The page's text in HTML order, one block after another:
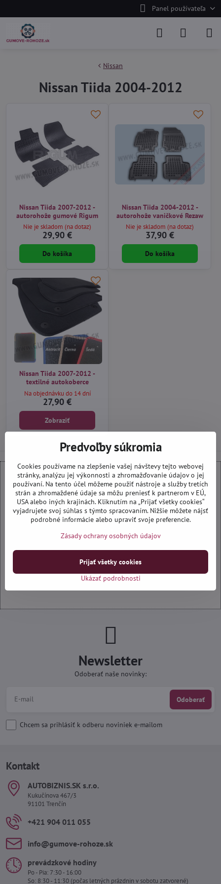
Panel používateľa
Nissan
Nissan Tiida 2004-2012
Nissan Tiida 2007-2012 -
autorohože gumové Rigum
Nie je skladom (na dotaz)
29,90 €
Do košíka
Nissan Tiida 2004-2012 -
autorohože vaničkové Rezaw
Nie je skladom (na dotaz)
37,90 €
Do košíka
Nissan Tiida 2007-2012 -
textilné autokoberce
Na objednávku do 14 dní
27,90 €
Zobraziť
Externý obsah je blokovaný Voľbami súkromia
Prajete si načítať externý obsah?
Otvoriť obsah v novom okne
Newsletter
Odoberať naše novinky:
Odoberať
Chcem sa prihlásiť k odberu noviniek e-mailom
Kontakt
AUTOBIZNIS​.SK s​.r​.o​.
Kukučínova 467/3
91101 Trenčín
+421 904 011 055
info​@gumove-rohoze​.sk
prevádzkové hodiny
Po - Pia: 7:30 - 16:00
So: 8:30 - 11:30 (počas letných prázdnin v sobotu zatvorené)
Predvoľby súkromia
Cookies používame na zlepšenie vašej návštevy tejto webovej
stránky, analýzu jej výkonnosti a zhromažďovanie údajov o jej
používaní. Na tento účel môžeme použiť nástroje a služby tretích
strán a zhromaždené údaje sa môžu preniesť k partnerom v EÚ,
USA alebo iných krajinách. Kliknutím na „Prijať všetky cookies“
vyjadrujete svoj súhlas s týmto spracovaním. Nižšie môžete nájsť
podrobné informácie alebo upraviť svoje preferencie.
Zásady ochrany osobných údajov
Ukázať podrobnosti
Prijať všetky cookies